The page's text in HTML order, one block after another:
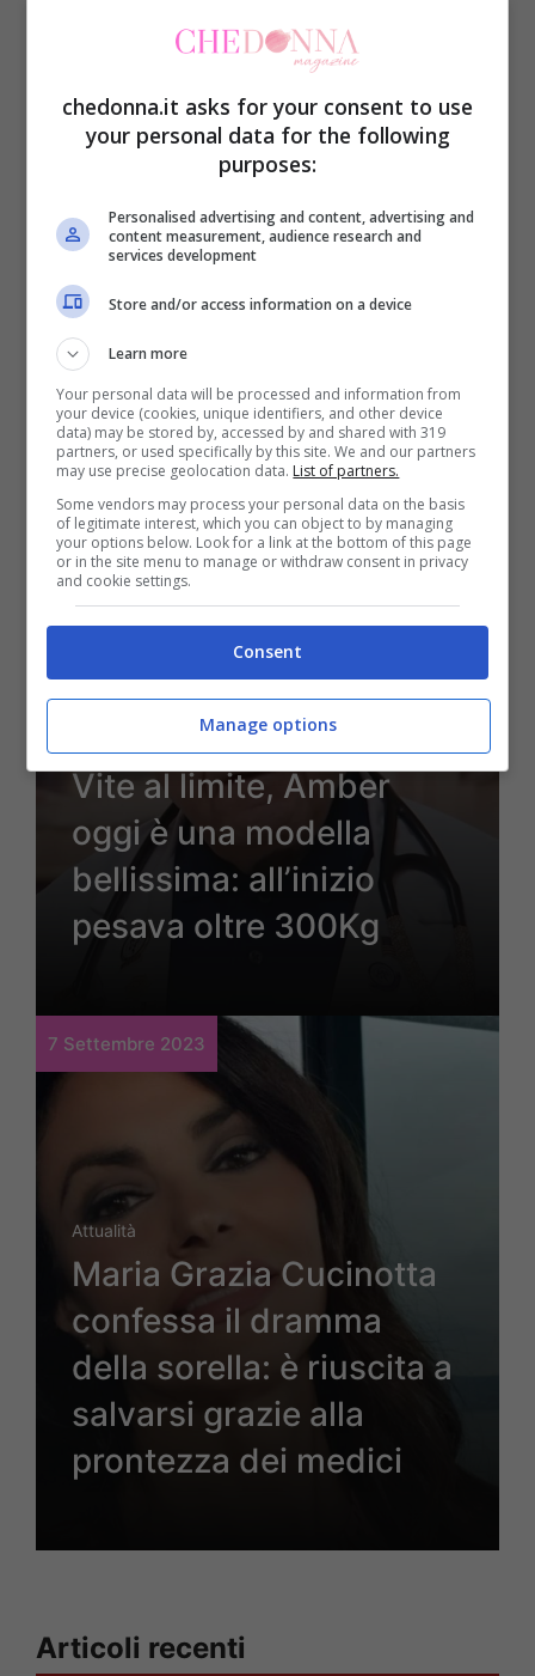
Attualità
Vite al limite, dopo la
puntata arriva la morte
della paziente: ci sono
gravi responsabilità
7 Settembre 2023
Vite al limite, Amber
oggi è una modella
bellissima: all’inizio
pesava oltre 300Kg
7 Settembre 2023
Attualità
Maria Grazia Cucinotta
confessa il dramma
della sorella: è riuscita a
salvarsi grazie alla
prontezza dei medici
Articoli recenti
chedonna.it asks for your consent to use
your personal data for the following
purposes:
Personalised advertising and content, advertising and
content measurement, audience research and
services development
Store and/or access information on a device
Learn more
Your personal data will be processed and information from
your device (cookies, unique identifiers, and other device
data) may be stored by, accessed by and shared with 319
partners, or used specifically by this site. We and our partners
may use precise geolocation data. List of partners.
Some vendors may process your personal data on the basis
of legitimate interest, which you can object to by managing
your options below. Look for a link at the bottom of this page
or in the site menu to manage or withdraw consent in privacy
and cookie settings.
Consent
Manage options